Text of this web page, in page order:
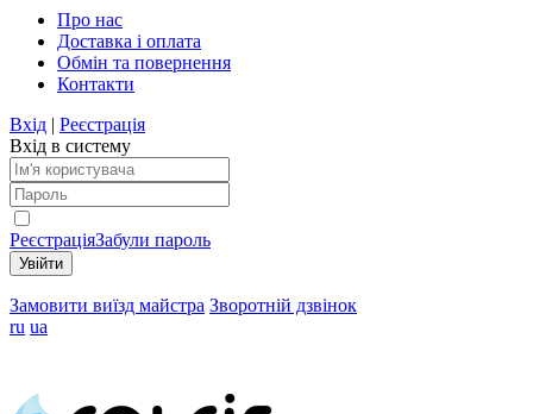
Про нас
Доставка і оплата
Обмін та повернення
Контакти
Вхід | Реєстрація
Вхід в систему
РеєстраціяЗабули пароль
Замовити виїзд майстра Зворотній дзвінок
ru ua